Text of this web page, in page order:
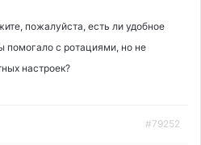
пожалуйста, есть ли удобное
помогало с ротациями, но не
настроек?
#79252